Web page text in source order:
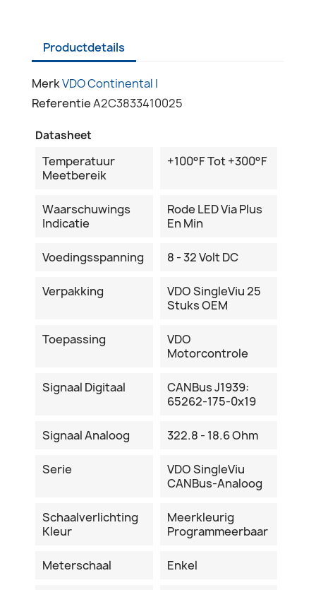
Productdetails
MerkVDO Continental I
ReferentieA2C3833410025
Datasheet
Temperatuur
Meetbereik
+100°F Tot +300°F
Waarschuwings
Indicatie
Rode LED Via Plus
En Min
Voedingsspanning 8 - 32 Volt DC
Verpakking
VDO SingleViu 25
Stuks OEM
Toepassing
VDO
Motorcontrole
Signaal Digitaal
CANBus J1939:
65262-175-0x19
Signaal Analoog 322.8 - 18.6 Ohm
Serie
VDO SingleViu
CANBus-Analoog
Schaalverlichting
Kleur
Meerkleurig
Programmeerbaar
Meterschaal Enkel